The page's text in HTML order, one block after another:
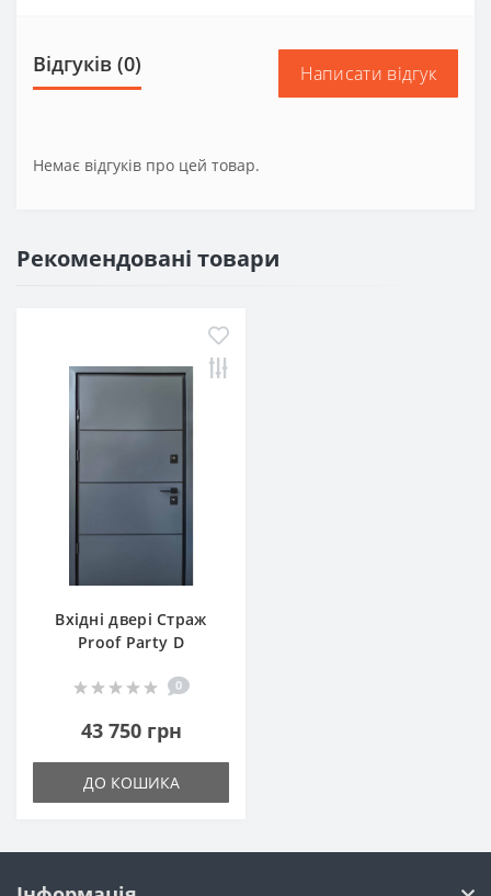
Відгуків (0) Написати відгук
Немає відгуків про цей товар.
Рекомендовані товари
Вхідні двері Страж
Proof Party D
0
43 750 грн
ДО КОШИКА